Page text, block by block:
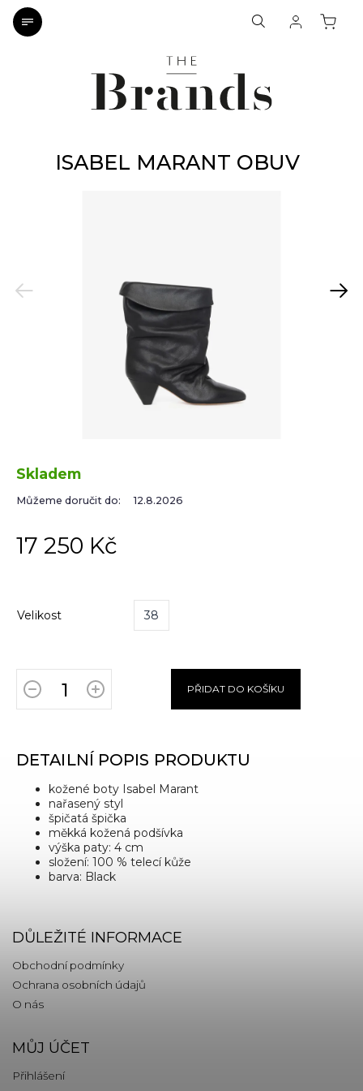
ISABEL MARANT OBUV
Previous Next
Velikost 38
17 250 Kč
Skladem
Můžeme doručit do: 12.8.2026
PŘIDAT DO KOŠÍKU
DETAILNÍ POPIS PRODUKTU
kožené boty Isabel Marant
nařasený styl
špičatá špička
měkká kožená podšívka
výška paty: 4 cm
složení: 100 % telecí kůže
barva: Black
DŮLEŽITÉ INFORMACE
Obchodní podmínky
Ochrana osobních údajů
O nás
MŮJ ÚČET
Přihlášení